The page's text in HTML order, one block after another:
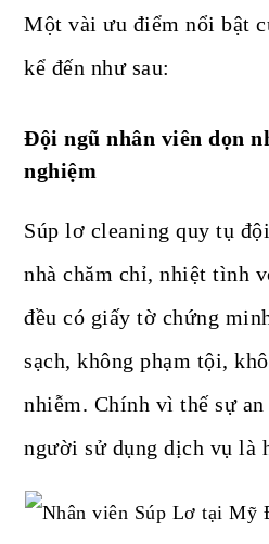
Một vài ưu điểm nổi bật
kể đến như sau:
Đội ngũ nhân viên dọn
nghiệm
Súp lơ cleaning quy tụ
nhà chăm chỉ, nhiệt tình
đều có giấy tờ chứng
sạch, không phạm tội,
nhiễm. Chính vì thế sự
người sử dụng dịch vụ là